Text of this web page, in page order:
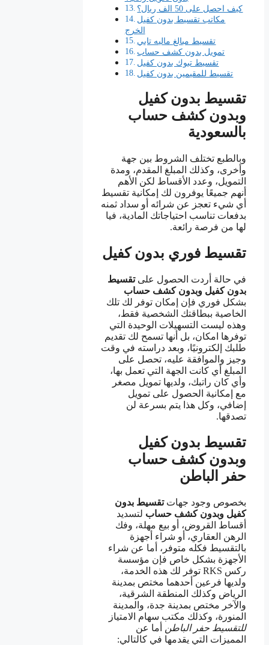
كيف احصل على 50 الف ريال؟
مكاتب تقسيط بدون كفيل
الخرج
تقسيط مبالغ ماليه تابي
تمويل بدون كشف حساب
تقسيط تبوك بدون كفيل
تقسيط للمقيمين بدون كفيل
تقسيط بدون كفيل
وبدون كشف حساب
بالسعودية
وبالطبع تختلف الشروط بين جهة
وأخرى، وكذلك المبلغ المقدم، ومدة
التمويل، وعدد الأقساط لكن الأهم
أنهم جميعًا يوفرون لك إمكانية تقسيط
أي شيء تعجز عن شرائه أو سداد ثمنه
بدفعات تناسب احتياجاتك المادية، فيا
لها من فرصة رائعة.
تقسيط فوري بدون كفيل
في حالة أردت الحصول علىتقسيط
بدون كفيل وبدون كشف حساب
بشكل فوري فإن إمكان توفر لك تلك
الخاصية ببطاقتك الشخصية فقط،
وهذه ليست التسهيلات الوحيدة التي
توفرها امكان، بل أنها تسمح لك تقديم
طلبك إلكترونيًا، وبعد دراسته في وقت
وجيز والموافقة عليه، تحصل على
المبلغ أي كانت الجهة التي تعمل بها،
وأي كان راتبك، ولديها تمويل مصغر
مع إمكانية الحصول على تمويل
إضافي، وكل هذا يتم بسرعة لن
تصدقها.
تقسيط بدون كفيل
وبدون كشف حساب
حفر الباطن
بخصوص وجود جهاتتقسيط بدون
كفيل وبدون كشف حساب لتسديد
أقساط القروض، أو بيع مهلة، وفك
الرهن العقاري، أو شراء أجهزة
بالتقسيط فكله متوفر، أما عن شراء
الأجهزة بشكل خاص فإن مؤسسة
ركس RKS توفر لك هذه الخدمة،
ولديها فرعين أحدهما مختص بمدينة
الرياض وكذلك المنطقة الشرقية،
والآخر مختص بمدينة جدة، والمدينة
المنورة، وكذلك مكتب سهام الامتياز
للتقسيط حفر الباطن أما عن
المميزات التي يقدمها في كالتالي: